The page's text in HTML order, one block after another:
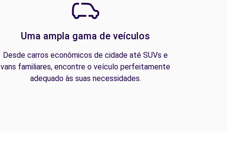
Uma ampla gama de veículos
Desde carros econômicos de cidade até SUVs e
vans familiares, encontre o veículo perfeitamente
adequado às suas necessidades.